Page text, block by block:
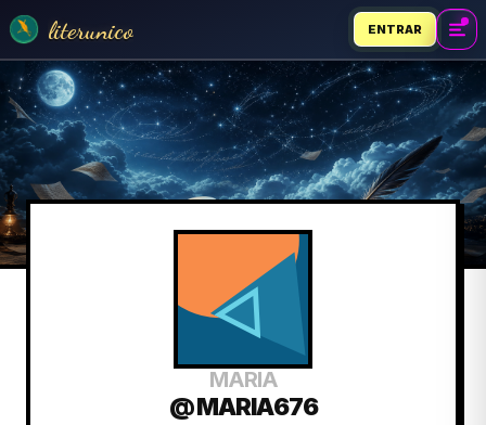
literunico ENTRAR
MARIA
@ MARIA676